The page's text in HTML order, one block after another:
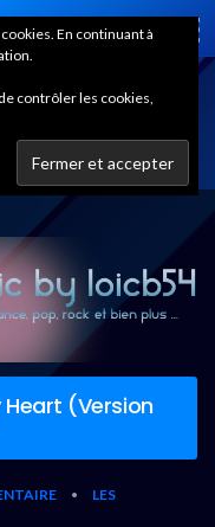
(Version
•
LES
En continuant à
contrôler les cookies,